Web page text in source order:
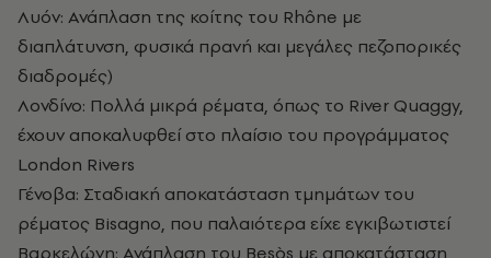
Λυόν: Ανάπλαση της κοίτης του Rhône με
διαπλάτυνση, φυσικά πρανή και μεγάλες πεζοπορικές
διαδρομές)
Λονδίνο: Πολλά μικρά ρέματα, όπως το River Quaggy,
έχουν αποκαλυφθεί στο πλαίσιο του προγράμματος
London Rivers
Γένοβα: Σταδιακή αποκατάσταση τμημάτων του
ρέματος Bisagno, που παλαιότερα είχε εγκιβωτιστεί
Βαρκελώνη: Ανάπλαση του Besòs με αποκατάσταση